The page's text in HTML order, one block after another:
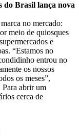
do Brasil lança nova
no mercado:
meio de quiosques
e
“Estamos no
entrou no
os nossos
os meses”,
abrir um
cerca de